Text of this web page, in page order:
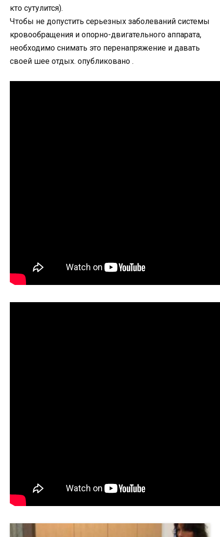
кто сутулится).
Чтобы не допустить серьезных заболеваний системы
кровообращения и опорно-двигательного аппарата,
необходимо снимать это перенапряжение и давать
своей шее отдых. опубликовано .